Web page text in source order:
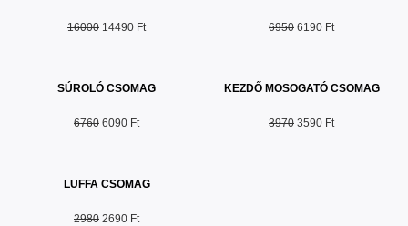
16000 14490 Ft 6950 6190 Ft
SÚROLÓ CSOMAG
6760 6090 Ft
KEZDŐ MOSOGATÓ CSOMAG
3970 3590 Ft
LUFFA CSOMAG
2980 2690 Ft